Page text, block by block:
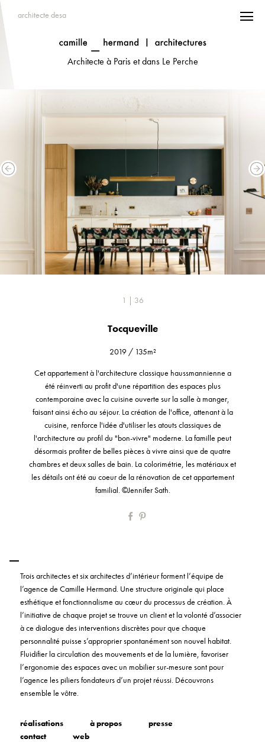
architecte desa
Architecte à Paris et dans Le Perche
1 | 36
Tocqueville
2019/ 135m²
Cet appartement à l'architecture classique haussmannienne a
été réinverti au profit d'une répartition des espaces plus
contemporaine avec la cuisine ouverte sur la salle à manger,
faisant ainsi écho au séjour. La création de l'office, attenant à la
cuisine, renforce l'idée d'utiliser les atouts classiques de
l'architecture au profil du "bon-vivre" moderne. La famille peut
désormais profiter de belles pièces à vivre ainsi que de quatre
chambres et deux salles de bain. La colorimétrie, les matériaux et
les détails ont été au coeur de la rénovation de cet appartement
familial. ©Jennifer Sath.
Trois architectes et six architectes d’intérieur forment l’équipe de
l’agence de Camille Hermand. Une structure originale qui place
esthétique et fonctionnalisme au cœur du processus de création. À
l’initiative de chaque projet se trouve un client et la volonté d’associer
à ce dialogue des interventions discrètes pour que chaque
personnalité puisse s’approprier spontanément son nouvel habitat.
Fluidifier la circulation des mouvements et de la lumière, favoriser
l’ergonomie des espaces avec un mobilier sur-mesure sont pour
l’agence les piliers fondateurs d’un projet réussi. Découvrons
ensemble le vôtre.
réalisations à propos
presse
contact
web